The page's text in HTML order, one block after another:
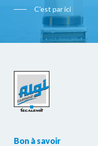
C'est par ici
Bon à savoir